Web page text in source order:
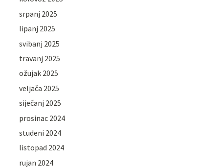
srpanj 2025
lipanj 2025
svibanj 2025
travanj 2025
ožujak 2025
veljača 2025
siječanj 2025
prosinac 2024
studeni 2024
listopad 2024
rujan 2024